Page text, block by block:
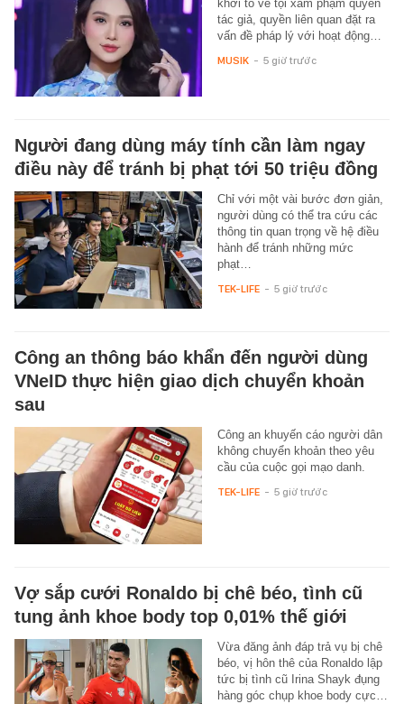
khởi tố về tội xâm phạm quyền
tác giả, quyền liên quan đặt ra
vấn đề pháp lý với hoạt động…
MUSIK - 5 giờ trước
Người đang dùng máy tính cần làm ngay
điều này để tránh bị phạt tới 50 triệu đồng
Chỉ với một vài bước đơn giản,
người dùng có thể tra cứu các
thông tin quan trọng về hệ điều
hành để tránh những mức
phạt…
TEK-LIFE - 5 giờ trước
Công an thông báo khẩn đến người dùng
VNeID thực hiện giao dịch chuyển khoản
sau
Công an khuyến cáo người dân
không chuyển khoản theo yêu
cầu của cuộc gọi mạo danh.
TEK-LIFE - 5 giờ trước
Vợ sắp cưới Ronaldo bị chê béo, tình cũ
tung ảnh khoe body top 0,01% thế giới
Vừa đăng ảnh đáp trả vụ bị chê
béo, vị hôn thê của Ronaldo lập
tức bị tình cũ Irina Shayk đụng
hàng góc chụp khoe body cực…